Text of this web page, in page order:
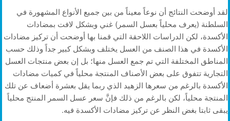
لقد أوضحت النتائج أن نوعاً معيناً من بين جميع الأنواع المشهورة في
السلطنة (يعرف محلياً بعسل السمر) غني وبشكل لافت بمضادات
الأكسدة، لكن الدراسات اللاحقة التي قمنا بها أوضحت أن تركيز مضادات
الأكسدة في هذا الصنف من العسل يختلف وبشكل كبير جداً وذلك حسب
المناطق المختلفة التي تم جمع العسل منها؛ بل إن بعض منتجات العسل
التجارية تتفوق على بعض الأصناف المنتجة محلياً في كميات مضادات
الأكسدة بالرغم من سعرها الزهيد الذي ربما يقل بعشرة أضعاف عن تلك
المنتجة محلياً، لكن بالرغم من ذلك فإنَّ سعر عسل السمر المنتج محلياً
يبقى ثابتا بغض النظر عن تركيز مضادات الأكسدة فيه.